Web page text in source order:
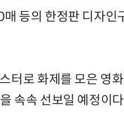
등의 한정판 디자인
터로 화제를 모은 영
속속 선보일 예정이